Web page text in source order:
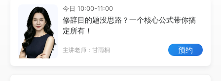
今日 10:00-11:00
修辞目的题没思路？一个核心公式带你搞
定所有！
主讲老师：甘雨桐 预约